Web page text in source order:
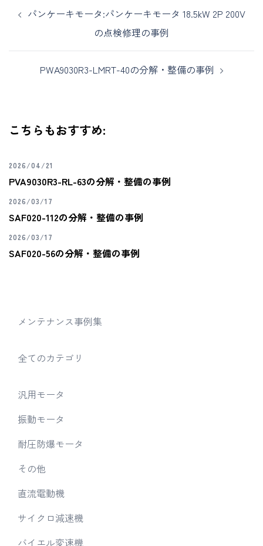
パンケーキモータ:パンケーキモータ 18.5kW 2P 200V
の点検修理の事例
PWA9030R3-LMRT-40の分解・整備の事例
こちらもおすすめ:
2026/04/21
PVA9030R3-RL-63の分解・整備の事例
2026/03/17
SAF020-112の分解・整備の事例
2026/03/17
SAF020-56の分解・整備の事例
メンテナンス事例集
全てのカテゴリ
汎用モータ
振動モータ
耐圧防爆モータ
その他
直流電動機
サイクロ減速機
バイエル変速機